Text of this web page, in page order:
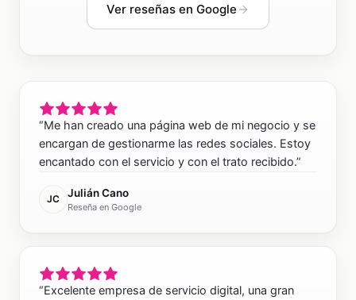
Ver reseñas en Google
“Me han creado una página web de mi negocio y se
encargan de gestionarme las redes sociales. Estoy
encantado con el servicio y con el trato recibido.”
JC Julián Cano
Reseña en Google
“Excelente empresa de servicio digital, una gran